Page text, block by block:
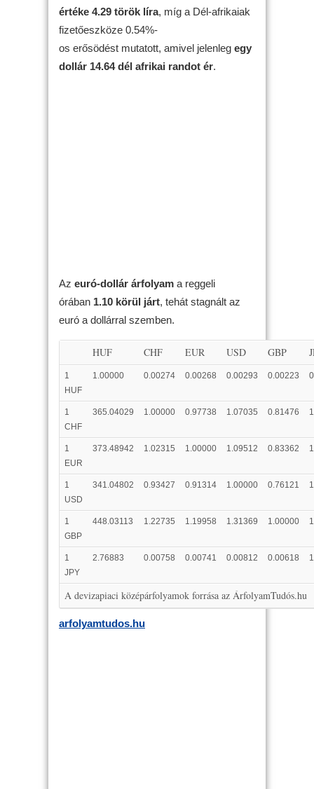
értéke 4.29 török líra, míg a Dél-afrikaiak
fizetőeszköze 0.54%-
os erősödést mutatott, amivel jelenleg egy
dollár 14.64 dél afrikai randot ér.
Az euró-dollár árfolyam a reggeli
órában 1.10 körül járt, tehát stagnált az
euró a dollárral szemben.
HUF CHF EUR USD GBP
1
HUF
1.00000 0.00274 0.00268 0.00293 0.00223
1
CHF
365.04029 1.00000 0.97738 1.07035 0.81476
1
EUR
373.48942 1.02315 1.00000 1.09512 0.83362
1
USD
341.04802 0.93427 0.91314 1.00000 0.76121
1
GBP
448.03113 1.22735 1.19958 1.31369 1.00000
1
JPY
2.76883 0.00758 0.00741 0.00812 0.00618
A devizapiaci középárfolyamok forrása az ÁrfolyamTudós.hu
arfolyamtudos.hu